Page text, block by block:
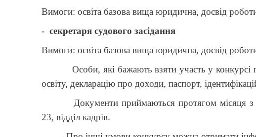
Вимоги: освіта базова вища юридична, досвід
- секретаря судового засідання
Вимоги: освіта базова вища юридична, досвід
Особи, які бажають взяти участь у конкурсі
освіту, декларацію про доходи, паспорт,
Документи приймаються протягом місяця з
23, відділ кадрів.